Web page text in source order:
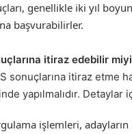
genellikle iki yıl
başvurabilirler.
itiraz edebilir
sonuçlarına itiraz etme
yapılmalıdır.
işlemleri,